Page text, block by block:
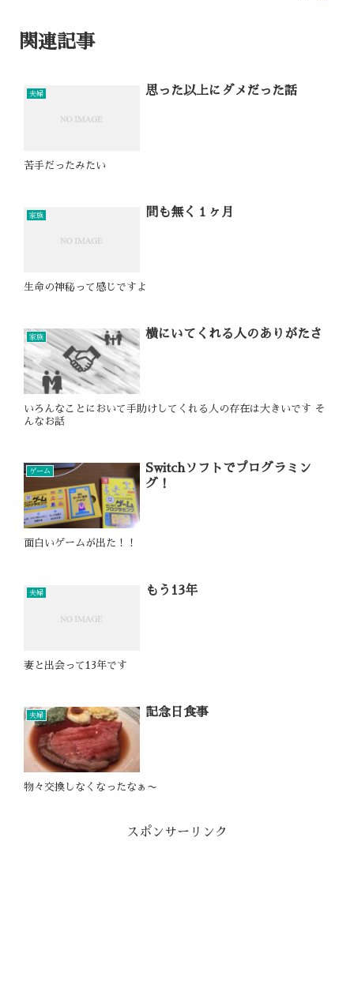
関連記事
夫婦 思った以上にダメだった話
苦手だったみたい
家族 間も無く１ヶ月
生命の神秘って感じですよ
家族 横にいてくれる人のありがたさ
いろんなことにおいて手助けしてくれる人の存在は大きいです そ
んなお話
ゲーム
Switchソフトでプログラミン
グ！
面白いゲームが出た！！
夫婦 もう13年
妻と出会って13年です
夫婦 記念日食事
物々交換しなくなったなぁ〜
スポンサーリンク